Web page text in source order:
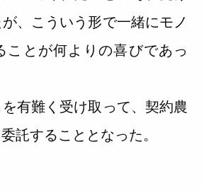
、こういう形で一緒にモノ
ことが何よりの喜びであっ
有難く受け取って、契約農
託することとなった。